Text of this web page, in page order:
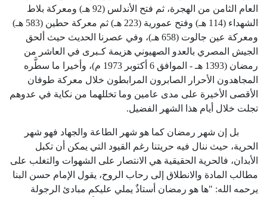
العام الثامن من الهجرة، ثم فتح الأندلس (92 هـ) ومعركة بلاط
الشهداء (114 هـ) وفتح عمورية (223 هـ) ثم معركة حطين (583 هـ)
ومعركة عين جالوت (658 هـ)، وفي عصرنا الحديث حيث ألحق
الجيش المصري بالعدو الصهيوني هزيمة كـبرى في العاشر من
رمضان (1393 هـ - الموافق 6 أكتوبر 1973 م)، وأخيرا ما سطَّره
المجاهدون الأحرار الصابرون المرابطون خلال معركة طوفان
الأقصى الأخيرة على مدى عامين وما تخللهما من نكاية في عدوهم
تجلت خلال أيام هذا الشهر الفضيل.
بل إن شهر رمضان كما هو شهر الطاعة والجهاد فهو شهر
الحرية، حيث ننال فيه حريتنا رغم القيود التي يمكن أن تكبل
الأبدان، فالحرية الحقيقية هي الانتصار على الشهوات والتغلب على
مطالب المادة والانطلاق إلى رحاب الروح، يقول الإمام حسن البنا
يرحمه الله: "ها هو رمضان أستاذٌ يملي عليكم مبادئ الرجولة